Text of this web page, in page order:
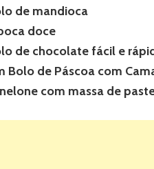
de mandioca
doce
de chocolate fácil e
Bolo de Páscoa com
com massa de